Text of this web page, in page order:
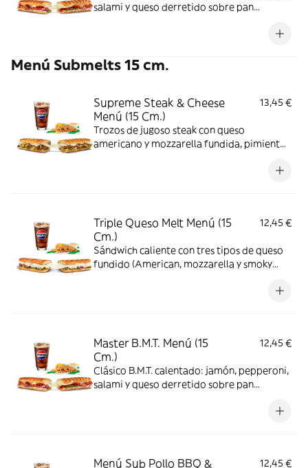
salami y queso derretido sobre pan
Menú Submelts 15 cm.
Supreme Steak & Cheese
Menú (15 Cm.)
13,45 €
Trozos de jugoso steak con queso
americano y mozzarella fundida, pimientos
chipotle. Un toque picante y sustancioso.
Triple Queso Melt Menú (15
Cm.)
12,45 €
Sándwich caliente con tres tipos de queso
fundido (American, mozzarella y smoky
Master B.M.T. Menú (15
Cm.)
12,45 €
Clásico B.M.T. calentado: jamón, pepperoni,
salami y queso derretido sobre pan
Menú Sub Pollo BBQ &
12,45 €